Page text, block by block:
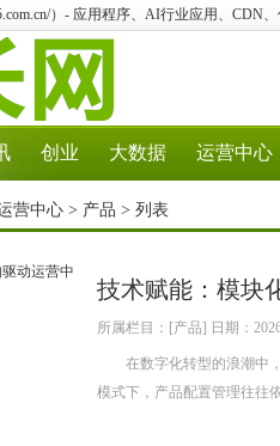
）- 应用程序、AI行业应用、CDN
创业 大数据 运营中心
营中心 > 产品 > 列表
技术赋能：模块
所属栏目：[产品] 日期：
在数字化转型的浪潮中，
模式下，产品配置管理往往